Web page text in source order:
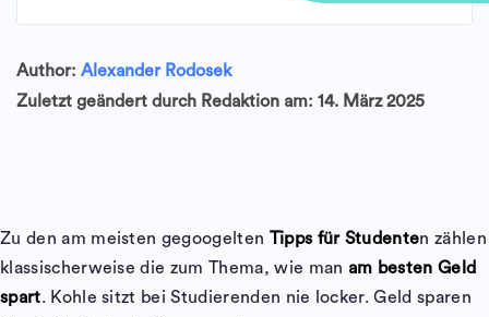
Author: Alexander Rodosek
Zuletzt geändert durch Redaktion am: 14. März 2025
Zu den am meisten gegoogelten Tipps für Studenten zählen
klassischerweise die zum Thema, wie man am besten Geld
spart. Kohle sitzt bei Studierenden nie locker. Geld sparen